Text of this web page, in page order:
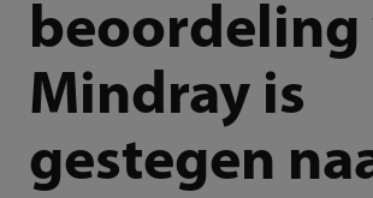
beoordeling
Mindray is
gestegen